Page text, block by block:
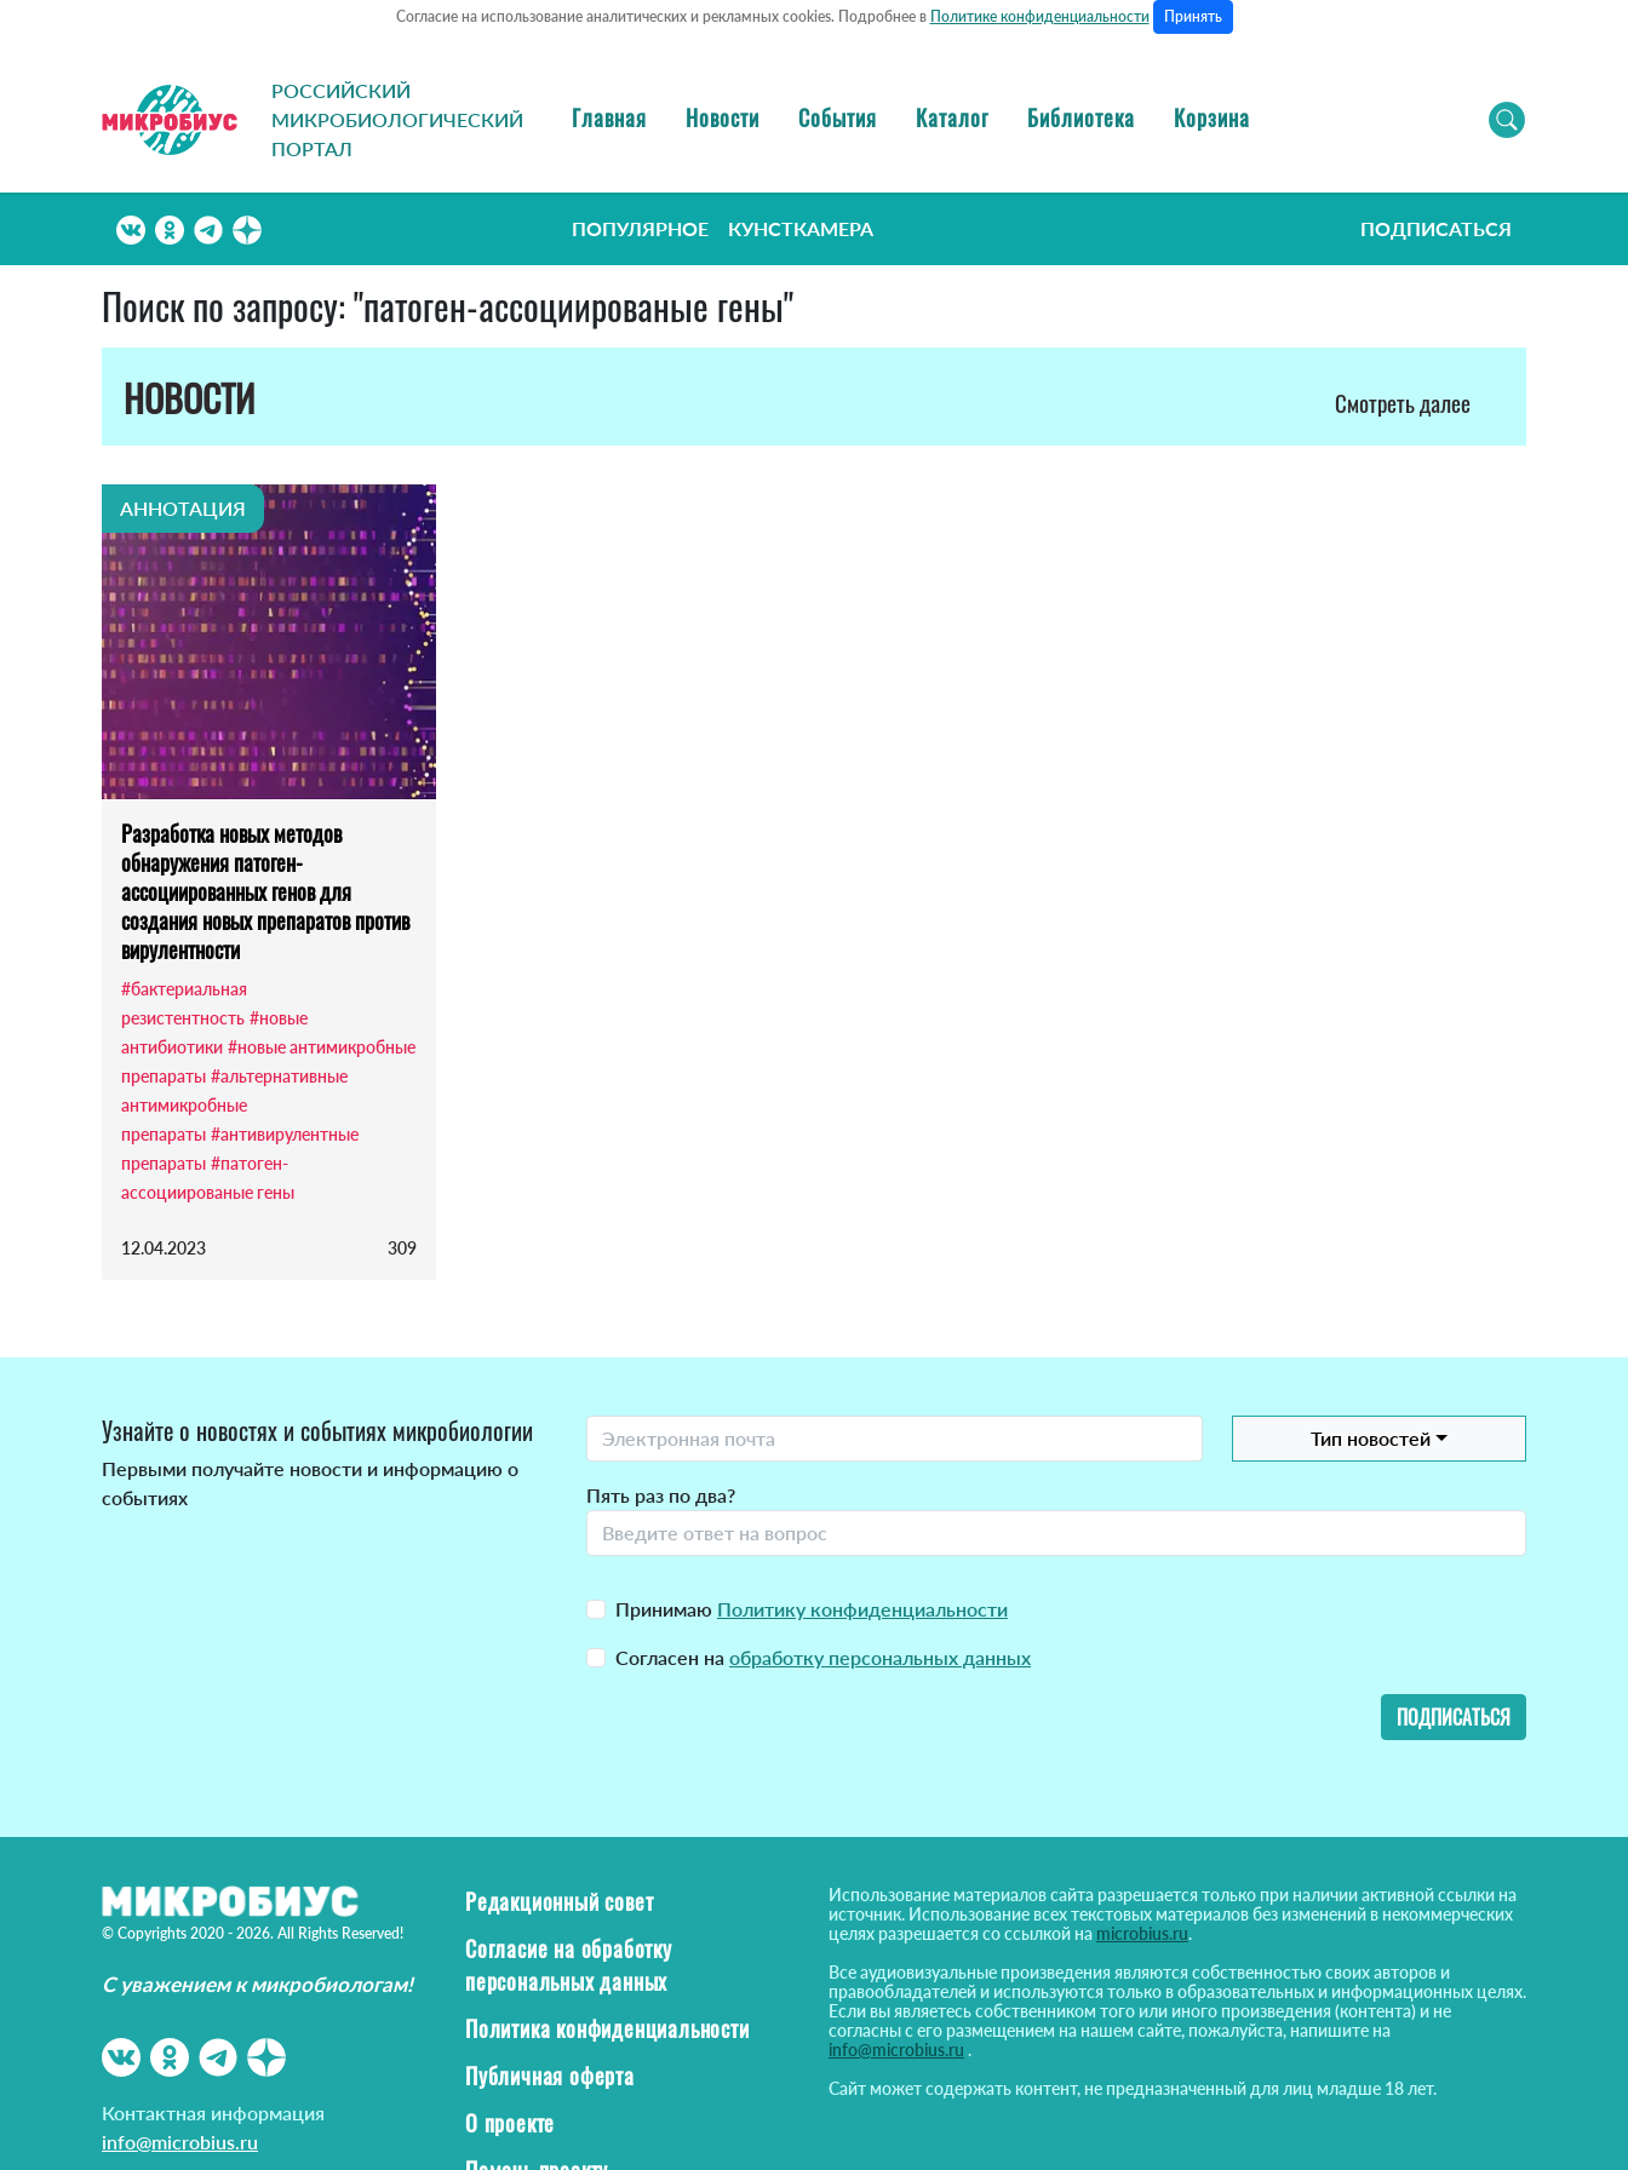
Согласие на использование аналитических и рекламных cookies. Подробнее в Политике конфиденциальности Принять
РОССИЙСКИЙ
МИКРОБИОЛОГИЧЕСКИЙ
ПОРТАЛ
Главная Новости События Каталог Библиотека Корзина
ПОПУЛЯРНОЕ КУНСТКАМЕРА ПОДПИСАТЬСЯ
Поиск по запросу: "патоген-ассоциированые гены"
НОВОСТИ
Смотреть далее
АННОТАЦИЯ
Разработка новых методов
обнаружения патоген-
ассоциированных генов для
создания новых препаратов против
вирулентности
#бактериальная
резистентность #новые
антибиотики #новые антимикробные
препараты #альтернативные
антимикробные
препараты #антивирулентные
препараты #патоген-
ассоциированые гены
12.04.2023 309
Узнайте о новостях и событиях микробиологии
Первыми получайте новости и информацию о
событиях
Тип новостей
Пять раз по два?
Принимаю Политику конфиденциальности
Согласен на обработку персональных данных
ПОДПИСАТЬСЯ
© Copyrights 2020 - 2026. All Rights Reserved!
С уважением к микробиологам!
Контактная информация
info@microbius.ru
Редакционный совет
Согласие на обработку
персональных данных
Политика конфиденциальности
Публичная оферта
О проекте
Использование материалов сайта разрешается только при наличии активной ссылки на
источник. Использование всех текстовых материалов без изменений в некоммерческих
целях разрешается со ссылкой на microbius.ru.
Все аудиовизуальные произведения являются собственностью своих авторов и
правообладателей и используются только в образовательных и информационных целях.
Если вы являетесь собственником того или иного произведения (контента) и не
согласны с его размещением на нашем сайте, пожалуйста, напишите на
info@microbius.ru .
Сайт может содержать контент, не предназначенный для лиц младше 18 лет.